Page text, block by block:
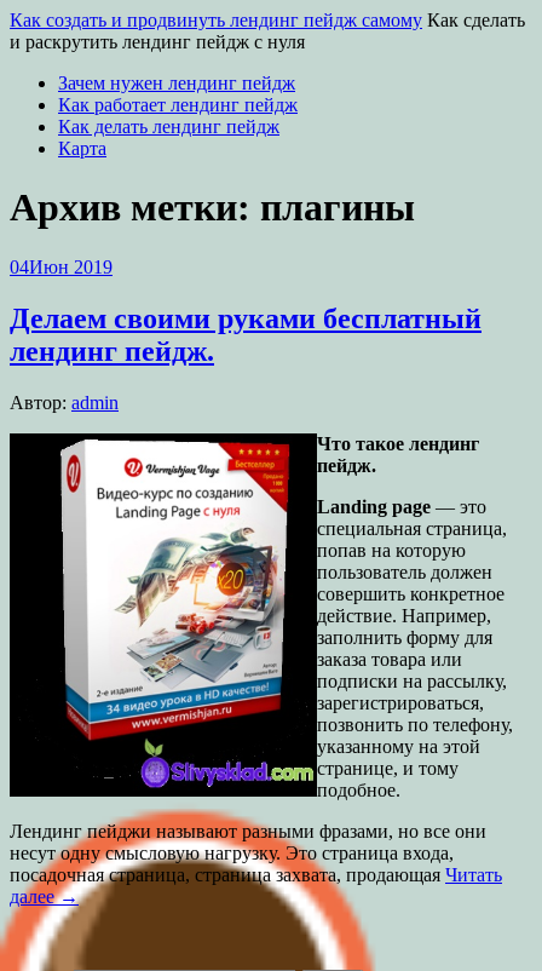
Как создать и продвинуть лендинг пейдж самому Как сделать
и раскрутить лендинг пейдж с нуля
Зачем нужен лендинг пейдж
Как работает лендинг пейдж
Как делать лендинг пейдж
Карта
Архив метки: плагины
04Июн 2019
Делаем своими руками бесплатный
лендинг пейдж.
Автор: admin
Что такое лендинг
пейдж.
Landing page — это
специальная страница,
попав на которую
пользователь должен
совершить конкретное
действие. Например,
заполнить форму для
заказа товара или
подписки на рассылку,
зарегистрироваться,
позвонить по телефону,
указанному на этой
странице, и тому
подобное.
Лендинг пейджи называют разными фразами, но все они
несут одну смысловую нагрузку. Это страница входа,
посадочная страница, страница захвата, продающая Читать
далее →